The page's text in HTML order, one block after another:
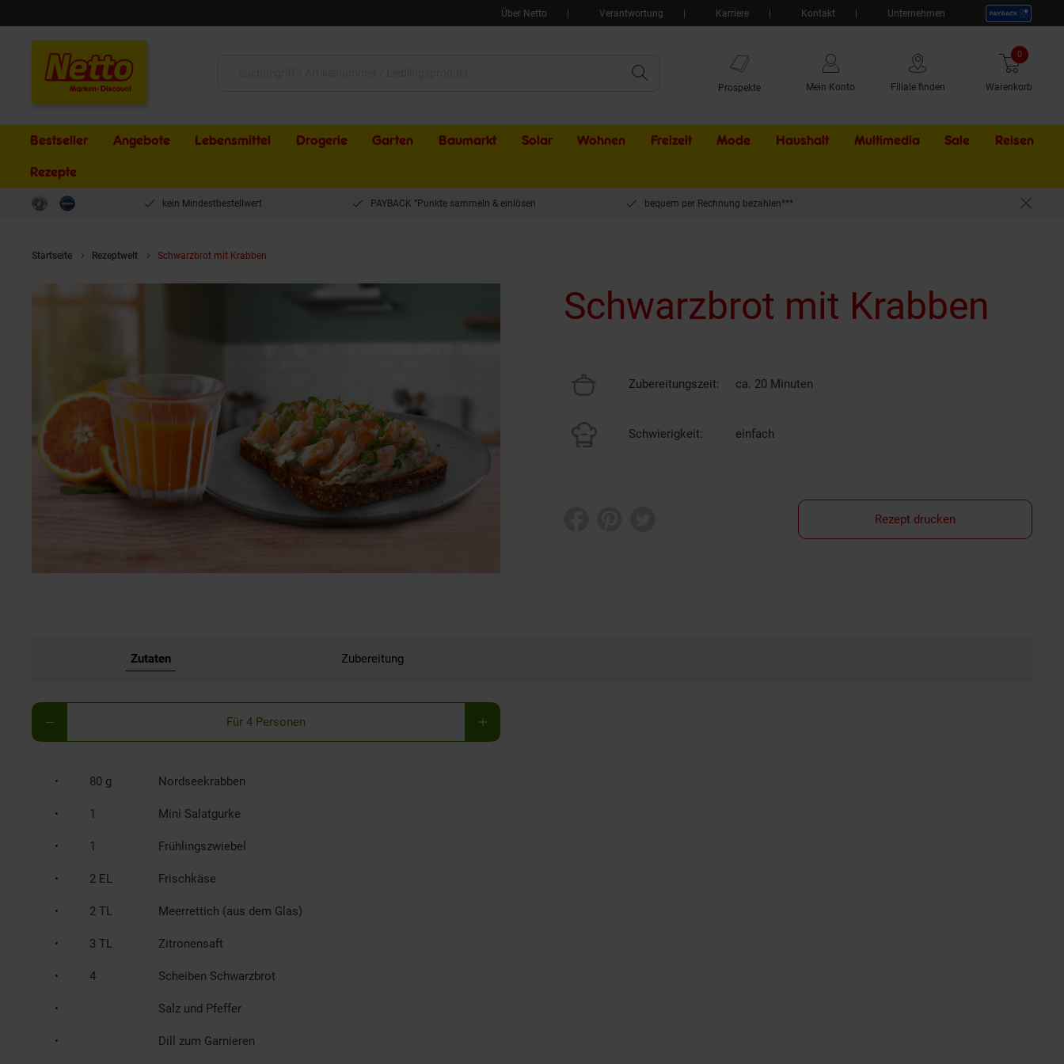
Über Netto Verantwortung Karriere Kontakt Unternehmen
Prospekte Mein Konto Filiale finden Warenkorb
0 Artikel
Bestseller Angebote Lebensmittel Drogerie Garten Baumarkt Solar Wohnen Freizeit Mode Haushalt Multimedia Sale Externer
Reisen
Rezepte
kein Mindestbestellwert PAYBACK °Punkte sammeln & einlösen bequem per Rechnung bezahlen***
Startseite Rezeptwelt Schwarzbrot mit Krabben
Schwarzbrot mit Krabben
Zubereitungszeit: ca. 20 Minuten
Schwierigkeit: einfach
Rezept drucken
Zutaten Zubereitung
Für 4 Personen
80 g Nordseekrabben
1 Mini Salatgurke
1 Frühlingszwiebel
2 EL Frischkäse
2 TL Meerrettich (aus dem Glas)
3 TL Zitronensaft
4 Scheiben Schwarzbrot
Salz und Pfeffer
Dill zum Garnieren